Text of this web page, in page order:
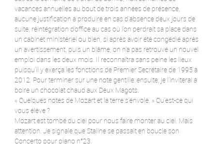
vacances annuelles au bout de trois années de présence,
aucune justification à produire en cas d’absence deux jours de
suite, réintégration d’office au cas où l’on perdrait sa place dans
un cabinet ministériel ou bien, si après avoir été congédié après
un avertissement, puis un blâme, on n’a pas retrouvé un nouvel
emploi dans les deux mois. Il reconnaîtra sans peine les lieux
puisqu’il y exerça les fonctions de Premier Secrétaire de 1995 à
2012. Pour terminer sur une note gentille: ensuite, je l’inviterai à
boire un chocolat chaud aux Deux Magots.
« Quelques notes de Mozart et la terre s’envole. » Qu’est-ce qui
vous élève ?
Mozart est tombé du ciel pour nous faire monter au ciel. Mais
attention. Je signale que Staline se passait en boucle son
Concerto pour piano n°23.